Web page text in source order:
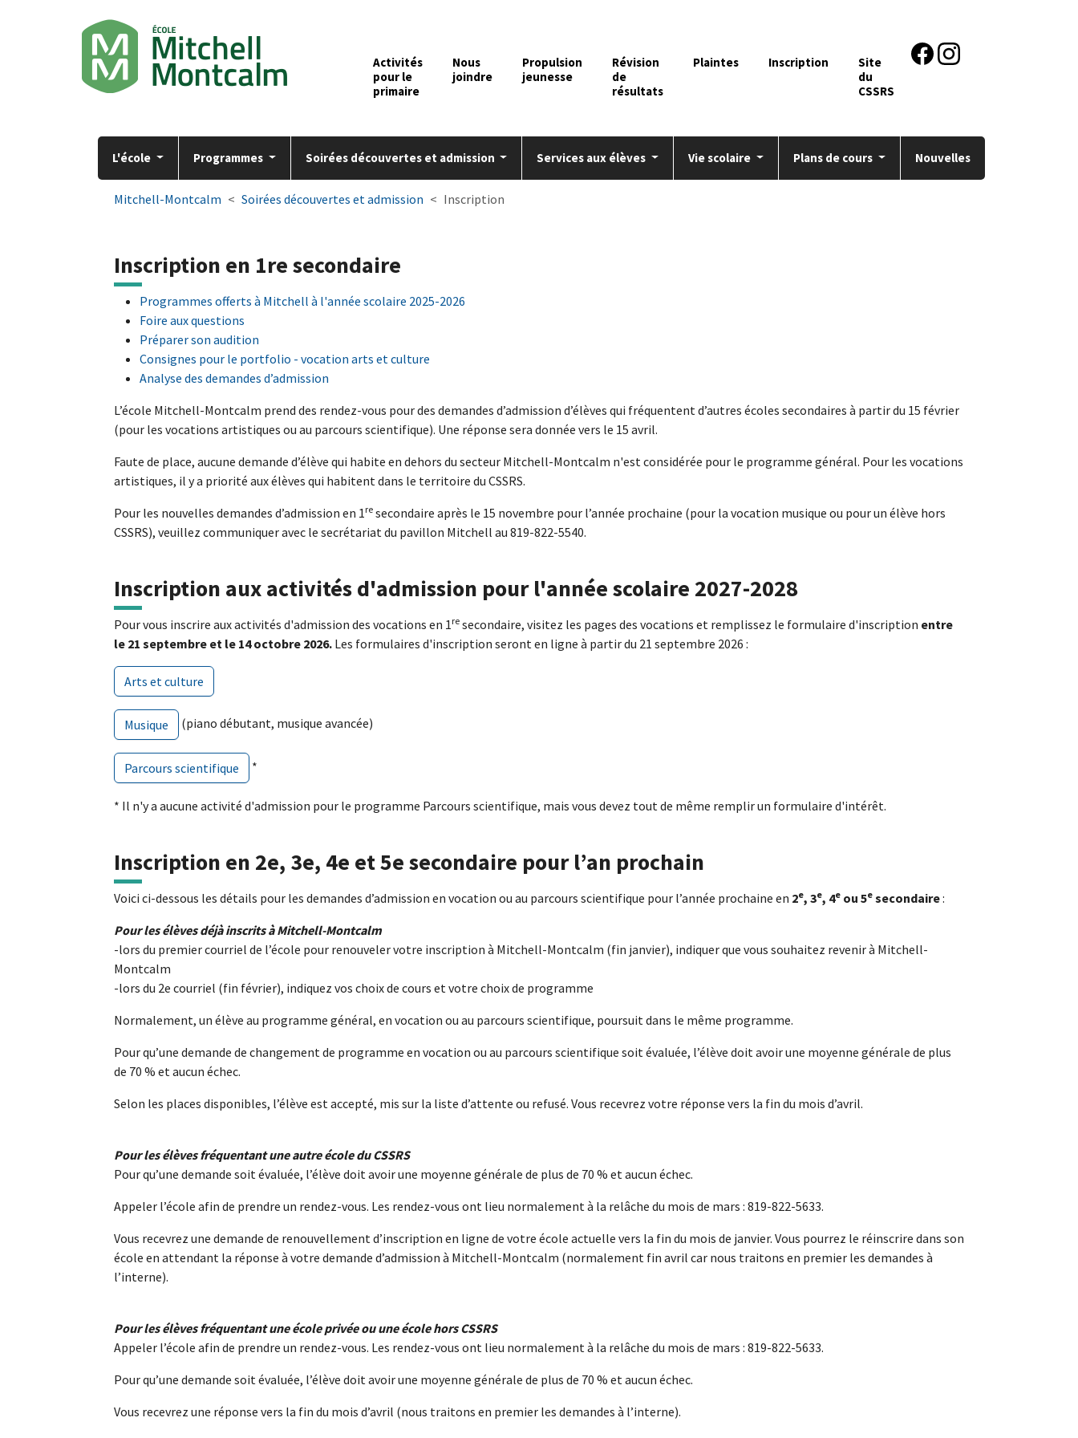
Activités
pour le
primaire
Nous
joindre
Propulsion
jeunesse
Révision
de
résultats
Plaintes Inscription
Site
du
CSSRS
L'école Programmes Soirées découvertes et admission Services aux élèves Vie scolaire Plans de cours Nouvelles
Mitchell-Montcalm Soirées découvertes et admission Inscription
Inscription en 1re secondaire
Programmes offerts à Mitchell à l'année scolaire 2025-2026
Foire aux questions
Préparer son audition
Consignes pour le portfolio - vocation arts et culture
Analyse des demandes d’admission
L’école Mitchell-Montcalm prend des rendez-vous pour des demandes d’admission d’élèves qui fréquentent d’autres écoles secondaires à partir du 15 février
(pour les vocations artistiques ou au parcours scientifique). Une réponse sera donnée vers le 15 avril.
Faute de place, aucune demande d’élève qui habite en dehors du secteur Mitchell-Montcalm n'est considérée pour le programme général. Pour les vocations
artistiques, il y a priorité aux élèves qui habitent dans le territoire du CSSRS.
Pour les nouvelles demandes d’admission en 1re secondaire après le 15 novembre pour l’année prochaine (pour la vocation musique ou pour un élève hors
CSSRS), veuillez communiquer avec le secrétariat du pavillon Mitchell au 819-822-5540.
Inscription aux activités d'admission pour l'année scolaire 2027-2028
Pour vous inscrire aux activités d'admission des vocations en 1re secondaire, visitez les pages des vocations et remplissez le formulaire d'inscription entre
le 21 septembre et le 14 octobre 2026. Les formulaires d'inscription seront en ligne à partir du 21 septembre 2026 :
Arts et culture
Musique (piano débutant, musique avancée)
Parcours scientifique *
* Il n'y a aucune activité d'admission pour le programme Parcours scientifique, mais vous devez tout de même remplir un formulaire d'intérêt.
Inscription en 2e, 3e, 4e et 5e secondaire pour l’an prochain
Voici ci-dessous les détails pour les demandes d’admission en vocation ou au parcours scientifique pour l’année prochaine en 2e, 3e, 4e ou 5e secondaire:
Pour les élèves déjà inscrits à Mitchell-Montcalm
-lors du premier courriel de l’école pour renouveler votre inscription à Mitchell-Montcalm (fin janvier), indiquer que vous souhaitez revenir à Mitchell-
Montcalm
-lors du 2e courriel (fin février), indiquez vos choix de cours et votre choix de programme
Normalement, un élève au programme général, en vocation ou au parcours scientifique, poursuit dans le même programme.
Pour qu’une demande de changement de programme en vocation ou au parcours scientifique soit évaluée, l’élève doit avoir une moyenne générale de plus
de 70 % et aucun échec.
Selon les places disponibles, l’élève est accepté, mis sur la liste d’attente ou refusé. Vous recevrez votre réponse vers la fin du mois d’avril.
Pour les élèves fréquentant une autre école du CSSRS
Pour qu’une demande soit évaluée, l’élève doit avoir une moyenne générale de plus de 70 % et aucun échec.
Appeler l’école afin de prendre un rendez-vous. Les rendez-vous ont lieu normalement à la relâche du mois de mars : 819-822-5633.
Vous recevrez une demande de renouvellement d’inscription en ligne de votre école actuelle vers la fin du mois de janvier. Vous pourrez le réinscrire dans son
école en attendant la réponse à votre demande d’admission à Mitchell-Montcalm (normalement fin avril car nous traitons en premier les demandes à
l’interne).
Pour les élèves fréquentant une école privée ou une école hors CSSRS
Appeler l’école afin de prendre un rendez-vous. Les rendez-vous ont lieu normalement à la relâche du mois de mars : 819-822-5633.
Pour qu’une demande soit évaluée, l’élève doit avoir une moyenne générale de plus de 70 % et aucun échec.
Vous recevrez une réponse vers la fin du mois d’avril (nous traitons en premier les demandes à l’interne).